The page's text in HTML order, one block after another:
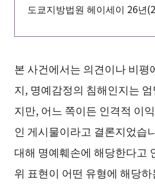
도쿄지방법원 헤이세이 26년
본 사건에서는 의견이나 비평
지, 명예감정의 침해인지는
지만, 어느 쪽이든 인격적 이
인 게시물이라고 결론지었습
대해 명예훼손에 해당한다고
위 표현이 어떤 유형에 해당